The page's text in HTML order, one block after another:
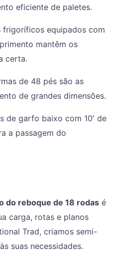
eficiente de paletes.
frigoríficos equipados com
mantêm os
certa.
de 48 pés são as
de grandes dimensões.
de garfo baixo com 10′ de
a passagem do
do reboque de 18 rodas é
carga, rotas e planos
Trad, criamos semi-
suas necessidades.